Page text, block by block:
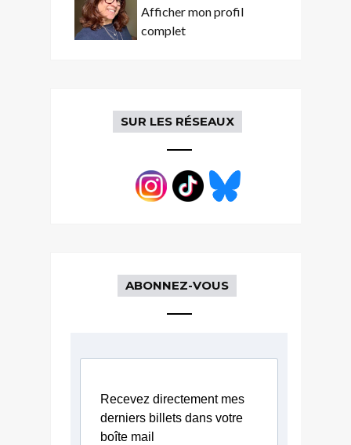
Afficher mon profil
complet
SUR LES RÉSEAUX
ABONNEZ-VOUS
Recevez directement mes
derniers billets dans votre
boîte mail